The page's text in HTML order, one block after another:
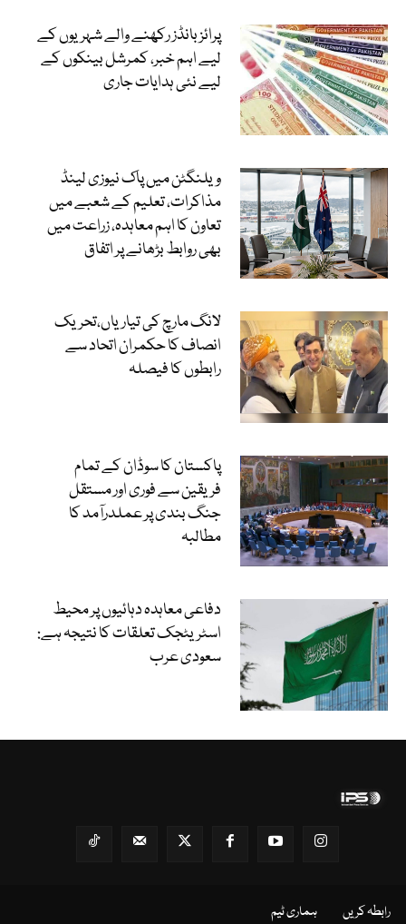
پرائز بانڈز رکھنے والے شہریوں کے
لیے اہم خبر، کمرشل بینکوں کے
لیے نئی ہدایات جاری
ویلنگٹن میں پاک نیوزی لینڈ
مذاکرات، تعلیم کے شعبے میں
تعاون کا اہم معاہدہ، زراعت میں
بھی روابط بڑھانے پر اتفاق
لانگ مارچ کی تیاریاں،تحریک
انصاف کا حکمران اتحاد سے
رابطوں کا فیصلہ
پاکستان کا سوڈان کے تمام
فریقین سے فوری اور مستقل
جنگ بندی پر عملدرآمد کا
مطالبہ
دفاعی معاہدہ دہائیوں پر محیط
اسٹریٹجک تعلقات کا نتیجہ ہے:
سعودی عرب
رابطہ کریں ہماری ٹیم